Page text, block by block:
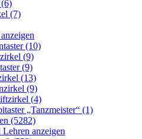
(6)
(7)
(10)
(9)
(9)
(13)
(9)
(4)
„Tanzmeister“ (1)
(5282)
anzeigen